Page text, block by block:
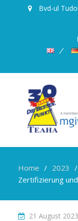
Bvd-ul
Home 2023
Zertifizierung
21 August 2023